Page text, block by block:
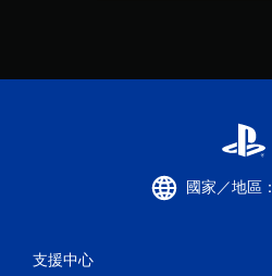
國家／地區
支援中心